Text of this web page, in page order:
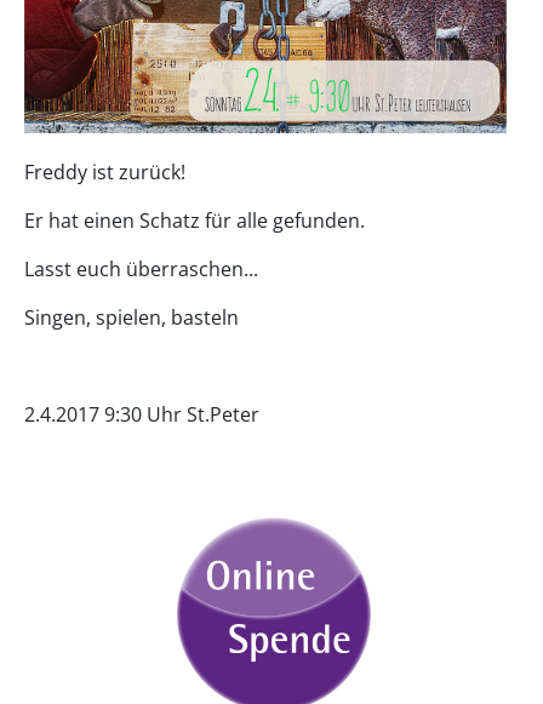
Freddy ist zurück!
Er hat einen Schatz für alle gefunden.
Lasst euch überraschen...
Singen, spielen, basteln
2.4.2017 9:30 Uhr St.Peter